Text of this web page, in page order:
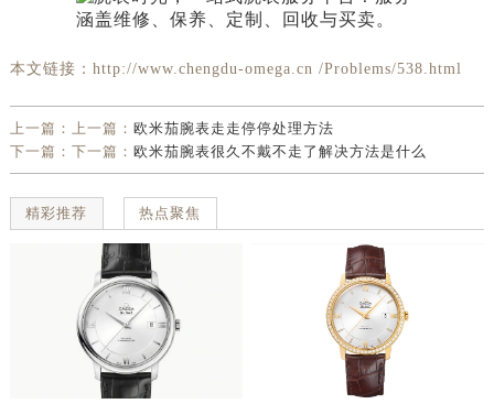
本文链接：http://www.chengdu-omega.cn /Problems/538.html
上一篇：上一篇： 欧米茄腕表走走停停处理方法
下一篇：下一篇： 欧米茄腕表很久不戴不走了解决方法是什么
精彩推荐 热点聚焦